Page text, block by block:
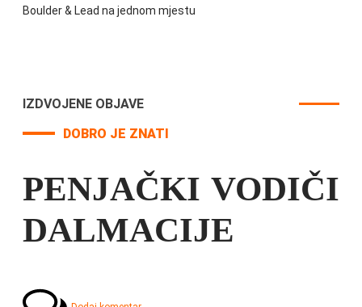
Boulder & Lead na jednom mjestu
IZDVOJENE OBJAVE
DOBRO JE ZNATI
PENJAČKI VODIČI
DALMACIJE